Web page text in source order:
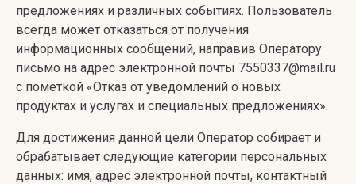
предложениях и различных событиях. Пользователь
всегда может отказаться от получения
информационных сообщений, направив Оператору
письмо на адрес электронной почты 7550337@mail.ru
с пометкой «Отказ от уведомлений о новых
продуктах и услугах и специальных предложениях».
Для достижения данной цели Оператор собирает и
обрабатывает следующие категории персональных
данных: имя, адрес электронной почты, контактный